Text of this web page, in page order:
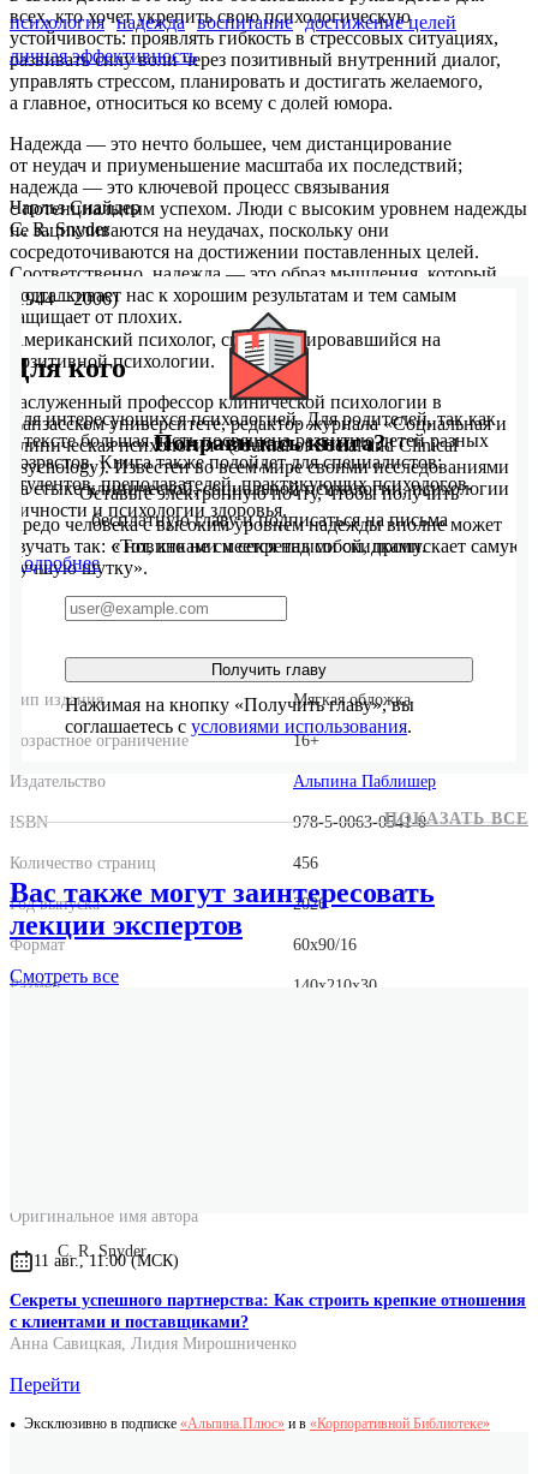
всех, кто хочет укрепить свою психологическую
устойчивость: проявлять гибкость в стрессовых ситуациях,
развивать силу воли через позитивный внутренний диалог,
управлять стрессом, планировать и достигать желаемого,
а главное, относиться ко всему с долей юмора.
Надежда — это нечто большее, чем дистанцирование
от неудач и приуменьшение масштаба их последствий;
надежда — это ключевой процесс связывания
с потенциальным успехом. Люди с высоким уровнем надежды
не зацикливаются на неудачах, поскольку они
сосредоточиваются на достижении поставленных целей.
Соответственно, надежда — это образ мышления, который
подталкивает нас к хорошим результатам и тем самым
защищает от плохих.
Для кого
Для интересующихся психологией. Для родителей, так как
в тексте большая часть посвящена развитию детей разных
возрастов. Книга также подойдет для специалистов:
студентов, преподавателей, практикующих психологов.
Кредо человека с высоким уровнем надежды вполне может
звучать так: «Тот, кто не смеется над собой, пропускает самую
лучшую шутку».
психология надежда воспитание достижение целей
личная эффективность
Чарльз Снайдер
C. R. Snyder
(1944—2006)
Американский психолог, специализировавшийся на
позитивной психологии.
Заслуженный профессор клинической психологии в
Канзасском университете, редактор журнала «Социальная и
клиническая психология» (Journal of Social and Clinical
Psychology). Известен во всем мире своими исследованиями
на стыке клинической, социальной психологии, психологии
личности и психологии здоровья.
Подробнее
Тип издания Мягкая обложка
Возрастное ограничение 16+
Издательство Альпина Паблишер
ISBN 978-5-0063-0541-0
Количество страниц 456
Год выпуска 2026
Формат 60x90/16
Размер 140x210x30
Оригинальное имя автора
C. R. Snyder
Понравилась книга?
Оставьте электронную почту, чтобы получить
бесплатную главу и подписаться на письма
с новинками и секретными скидками.
Получить главу
Нажимая на кнопку «Получить главу», вы
соглашаетесь с условиями использования.
ПОКАЗАТЬ ВСЕ
Вас также могут заинтересовать
лекции экспертов
Смотреть все
11 авг., 11:00 (МСК)
Секреты успешного партнерства: Как строить крепкие отношения
с клиентами и поставщиками?
Анна Савицкая, Лидия Мирошниченко
Перейти
Эксклюзивно в подписке «Альпина.Плюс» и в «Корпоративной Библиотеке»